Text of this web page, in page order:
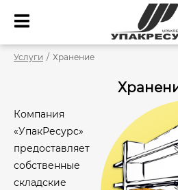
Услуги / Хранение
Компания
«УпакРесурс»
предоставляет
собственные
складские